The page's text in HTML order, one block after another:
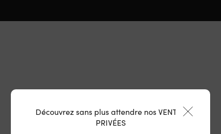
Retrait en magasin :Offert
Délai 6 à 10 jours ouvrés
Découvrez sans plus attendre nos VENTES
PRIVÉES